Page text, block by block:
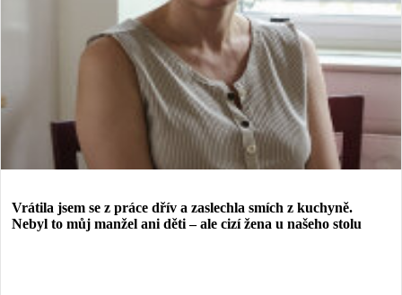
Vrátila jsem se z práce dřív a zaslechla smích z kuchyně.
Nebyl to můj manžel ani děti – ale cizí žena u našeho stolu